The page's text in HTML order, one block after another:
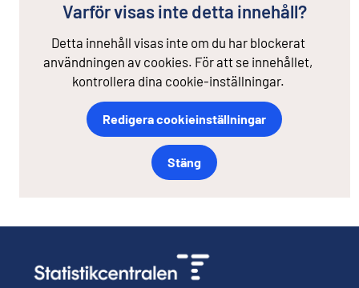
Varför visas inte detta innehåll?
Detta innehåll visas inte om du har blockerat
användningen av cookies. För att se innehållet,
kontrollera dina cookie-inställningar.
Redigera cookieinställningar
Stäng